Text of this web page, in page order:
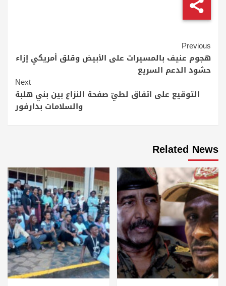
Continue
Reading
Previous
هجوم عنيف بالمسيرات على الأبيض وقلق أمريكي إزاء
حشود الدعم السريع
Next
التوقيع على اتفاق لطيّ صفحة النزاع بين بني هلبة
والسلامات بدارفور
Related News